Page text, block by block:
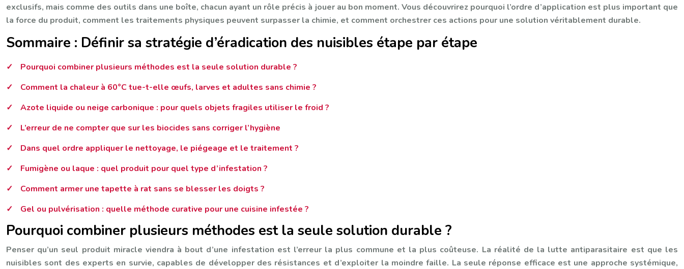
exclusifs, mais comme des outils dans une boîte, chacun ayant un rôle précis à jouer au bon moment. Vous découvrirez pourquoi l’ordre d’application est plus important que
la force du produit, comment les traitements physiques peuvent surpasser la chimie, et comment orchestrer ces actions pour une solution véritablement durable.
Sommaire : Définir sa stratégie d’éradication des nuisibles étape par étape
Pourquoi combiner plusieurs méthodes est la seule solution durable ?
Comment la chaleur à 60°C tue-t-elle œufs, larves et adultes sans chimie ?
Azote liquide ou neige carbonique : pour quels objets fragiles utiliser le froid ?
L’erreur de ne compter que sur les biocides sans corriger l’hygiène
Dans quel ordre appliquer le nettoyage, le piégeage et le traitement ?
Fumigène ou laque : quel produit pour quel type d’infestation ?
Comment armer une tapette à rat sans se blesser les doigts ?
Gel ou pulvérisation : quelle méthode curative pour une cuisine infestée ?
Pourquoi combiner plusieurs méthodes est la seule solution durable ?
Penser qu’un seul produit miracle viendra à bout d’une infestation est l’erreur la plus commune et la plus coûteuse. La réalité de la lutte antiparasitaire est que les
nuisibles sont des experts en survie, capables de développer des résistances et d’exploiter la moindre faille. La seule réponse efficace est une approche systémique,